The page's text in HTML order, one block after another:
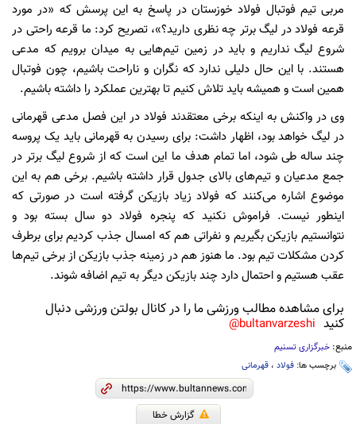
مربی تیم فوتبال فولاد خوزستان در پاسخ به این پرسش که «در مورد
قرعه فولاد در لیگ برتر چه نظری دارید؟»، تصریح کرد: ما قرعه راحتی در
شروع لیگ نداریم و باید در زمین تیم‌هایی به میدان برویم که مدعی
هستند. با این حال دلیلی ندارد که نگران و ناراحت باشیم، چون فوتبال
همین است و همیشه باید تلاش کنیم تا بهترین عملکرد را داشته باشیم.
وی در واکنش به اینکه برخی معتقدند فولاد در این فصل مدعی قهرمانی
در لیگ خواهد بود، اظهار داشت: برای رسیدن به قهرمانی باید یک پروسه
چند ساله طی شود، اما تمام هدف ما این است که از شروع لیگ برتر در
جمع مدعیان و تیم‌های بالای جدول قرار داشته باشیم. برخی هم به این
موضوع اشاره می‌کنند که فولاد زیاد بازیکن گرفته است در صورتی که
اینطور نیست. فراموش نکنید که پنجره فولاد دو سال بسته بود و
نتوانستیم بازیکن بگیریم و نفراتی هم که امسال جذب کردیم برای برطرف
کردن مشکلات تیم بود. ما هنوز هم در زمینه جذب بازیکن از برخی تیم‌ها
عقب هستیم و احتمال دارد چند بازیکن دیگر به تیم اضافه شوند.
برای مشاهده مطالب ورزشی ما را در کانال بولتن ورزشی دنبال
کنید bultanvarzeshi@
منبع: خبرگزاری تسنیم
برچسب ها: فولاد ، قهرمانی
گزارش خطا